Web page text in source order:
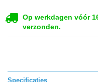
Op werkdagen vóór
verzonden.
Specificaties